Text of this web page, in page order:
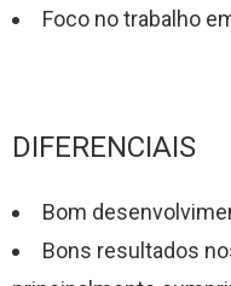
Foco no trabalho
DIFERENCIAIS
Bom
Bons resultados